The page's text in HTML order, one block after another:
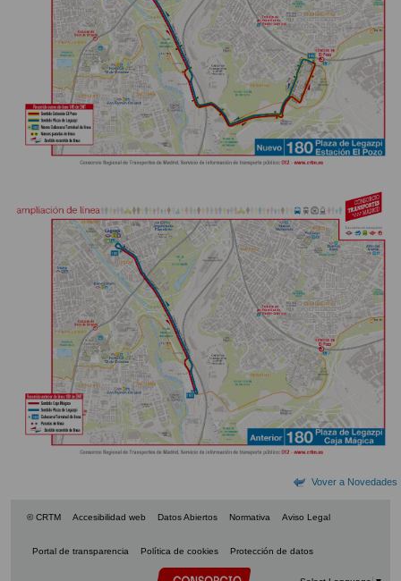
Vover a Novedades
© CRTM Accesibilidad web Datos Abiertos Normativa Aviso Legal
Portal de transparencia Política de cookies Protección de datos